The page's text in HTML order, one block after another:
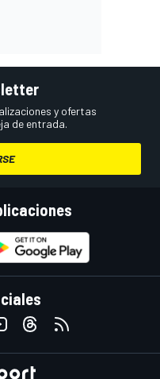
y ofertas
de entrada.